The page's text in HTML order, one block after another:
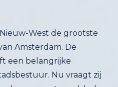
West de grootste
van Amsterdam. De
een belangrijke
Nu vraagt zij
de gemeenteraadsleden
te doen om te
mogelijk grond in de
kan blijven ten
landbouw, een